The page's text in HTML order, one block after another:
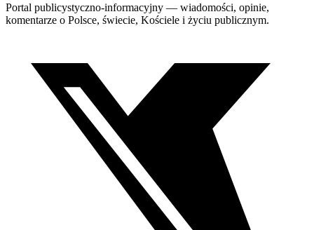
Portal publicystyczno-informacyjny — wiadomości, opinie,
komentarze o Polsce, świecie, Kościele i życiu publicznym.